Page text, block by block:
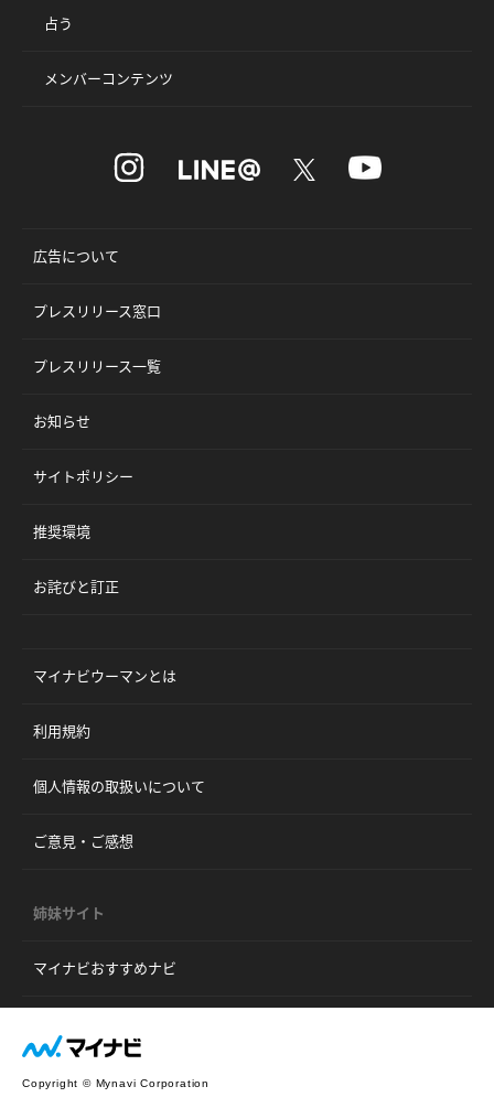
占う
メンバーコンテンツ
広告について
プレスリリース窓口
プレスリリース一覧
お知らせ
サイトポリシー
推奨環境
お詫びと訂正
マイナビウーマンとは
利用規約
個人情報の取扱いについて
ご意見・ご感想
姉妹サイト
マイナビおすすめナビ
Copyright © Mynavi Corporation